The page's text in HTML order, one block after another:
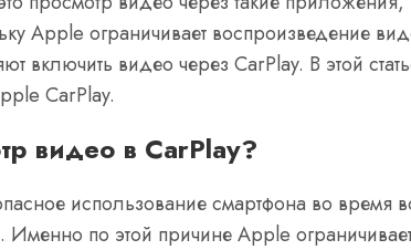
Apple ограничивает воспроизведение
включить видео через CarPlay. В этой
CarPlay.
видео в CarPlay?
использование смартфона во время
по этой причине Apple